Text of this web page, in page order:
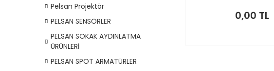
Pelsan Projektör
PELSAN SENSÖRLER
PELSAN SOKAK AYDINLATMA
ÜRÜNLERİ
PELSAN SPOT ARMATÜRLER
0,00 TL